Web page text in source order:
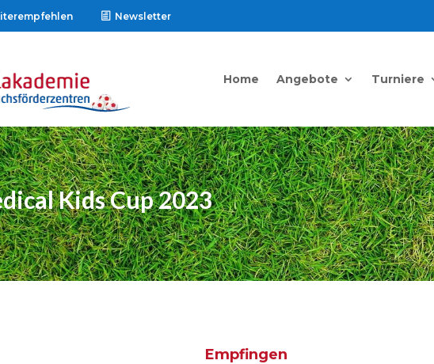
Newsletter
Home Angebote Turniere
Kids Cup 2023
Empfingen